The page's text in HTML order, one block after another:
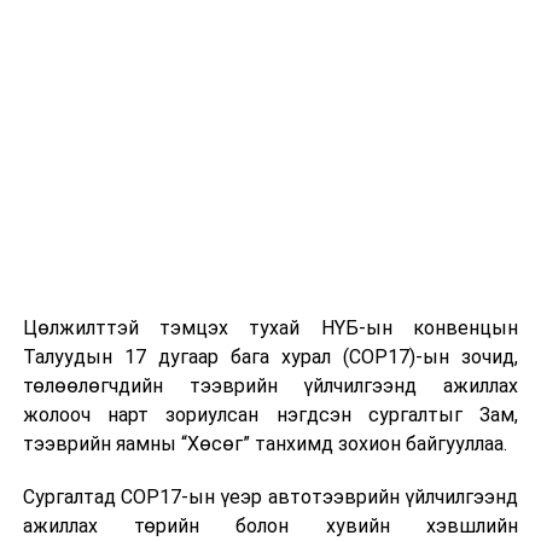
Цөлжилттэй тэмцэх тухай НҮБ-ын конвенцын
Талуудын 17 дугаар бага хурал (COP17)-ын зочид,
төлөөлөгчдийн тээврийн үйлчилгээнд ажиллах
жолооч нарт зориулсан нэгдсэн сургалтыг Зам,
тээврийн яамны “Хөсөг” танхимд зохион байгууллаа.
Сургалтад COP17-ын үеэр автотээврийн үйлчилгээнд
ажиллах төрийн болон хувийн хэвшлийн